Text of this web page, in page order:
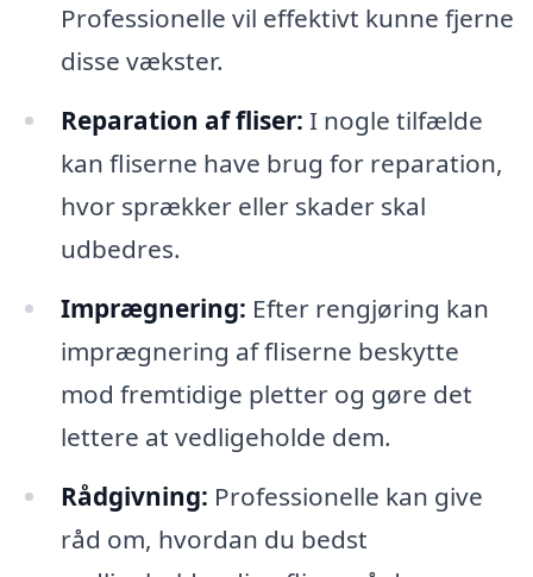
Professionelle vil effektivt kunne fjerne
disse vækster.
Reparation af fliser: I nogle tilfælde
kan fliserne have brug for reparation,
hvor sprækker eller skader skal
udbedres.
Imprægnering: Efter rengjøring kan
imprægnering af fliserne beskytte
mod fremtidige pletter og gøre det
lettere at vedligeholde dem.
Rådgivning: Professionelle kan give
råd om, hvordan du bedst